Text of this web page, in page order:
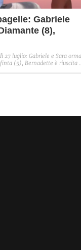
Gabriele
(8),
luglio: Gabriele e Sara
(5), Bernadette è riuscita